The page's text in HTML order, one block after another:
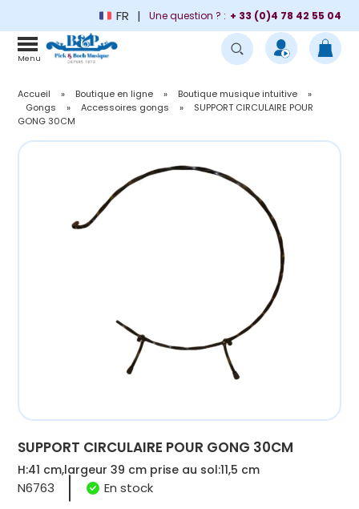
FR Une question ? : + 33 (0)4 78 42 55 04
Menu
Accueil » Boutique en ligne » Boutique musique intuitive
»
Gongs
» Accessoires gongs »
SUPPORT CIRCULAIRE POUR
GONG 30CM
SUPPORT CIRCULAIRE POUR GONG 30CM
H:41 cm,largeur 39 cm prise au sol:11,5 cm
N6763 En stock